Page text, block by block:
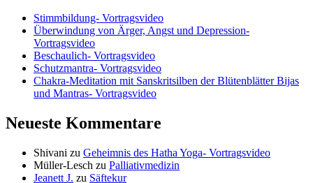
Stimmbildung- Vortragsvideo
Überwindung von Ärger, Angst und Depression-
Vortragsvideo
Beschaulich- Vortragsvideo
Schutzmantra- Vortragsvideo
Chakra-Meditation mit Sanskritsilben der Blütenblätter Bijas
und Mantras- Vortragsvideo
Neueste Kommentare
Shivani zu Geheimnis des Hatha Yoga- Vortragsvideo
Müller-Lesch zu Palliativmedizin
Jeanett J. zu Säftekur